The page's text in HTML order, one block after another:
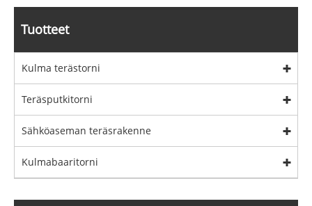
Tuotteet
Kulma terästorni
Teräsputkitorni
Sähköaseman teräsrakenne
Kulmabaaritorni